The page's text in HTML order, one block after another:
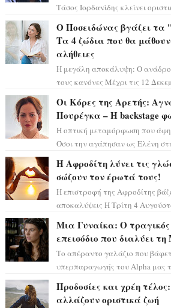
Τάσος Ιορδανίδης κλείνει
Ο Ποσειδώνας βγάζει
Τα 4 ζώδια που θα μάθουν
αλήθειες
Η μεγάλη αποκάλυψη: Ο
τους κανόνες Μέχρι τις 12
Οι Κόρες της Αρετής:
Πουρέγκα – H backstage
Η οπτική μεταμόρφωση που
Όσοι την αγάπησαν ως Ελένη
Η Αφροδίτη λύνει τις
σώζουν τον έρωτά τους!
Η επιστροφή της Αφροδίτης
αποκαλύψεις Η Τρίτη 4
Μια Γυναίκα: Ο
επεισόδιο που διαλύει
Το απέραντο γαλάζιο που
υπερπαραγωγής του Alpha μας
Προδοσίες και χρέη
αλλάζουν οριστικά ζωή